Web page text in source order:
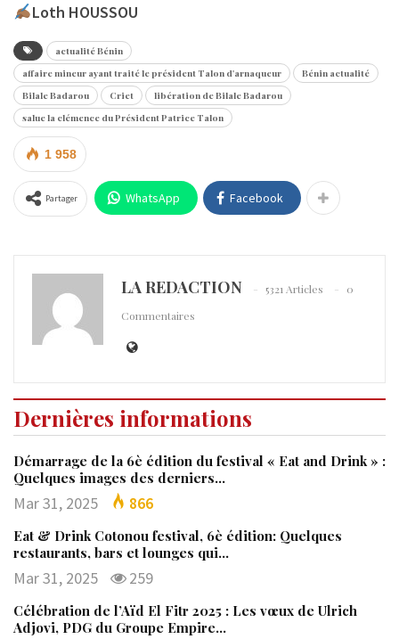
Loth HOUSSOU
actualité Bénin
affaire mineur ayant traité le président Talon d'arnaqueur
Bénin actualité
Bilale Badarou
Criet
libération de Bilale Badarou
salue la clémence du Président Patrice Talon
1 958
Partager WhatsApp Facebook
LA REDACTION 5321 Articles
0
Commentaires
Dernières informations
Démarrage de la 6è édition du festival « Eat and Drink » :
Quelques images des derniers…
Mar 31, 2025 866
Eat & Drink Cotonou festival, 6è édition: Quelques
restaurants, bars et lounges qui…
Mar 31, 2025 259
Célébration de l’Aïd El Fitr 2025 : Les vœux de Ulrich
Adjovi, PDG du Groupe Empire…